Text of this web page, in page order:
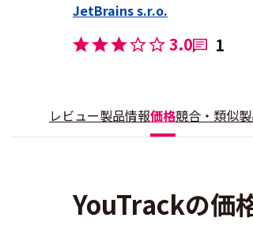
JetBrains s.r.o.
3.0 1
レビュー製品情報価格競合・類似
YouTrackの価